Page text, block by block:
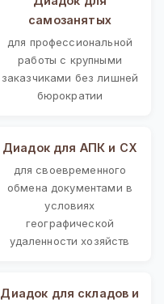
самозанятых
для профессиональной
работы с крупными
заказчиками без лишней
бюрократии
Диадок для АПК и СХ
для своевременного
обмена документами в
условиях
географической
удаленности хозяйств
Диадок для складов и